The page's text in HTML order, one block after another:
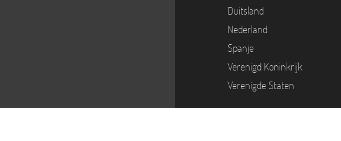
Duitsland
Nederland
Spanje
Verenigd Koninkrijk
Verenigde Staten